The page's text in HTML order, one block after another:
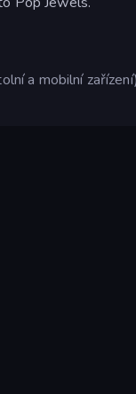
a mobilní zařízení)